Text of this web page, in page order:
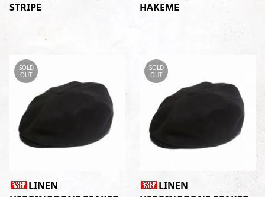
STRIPE
HAKEME
LINEN
SOLD
OUT
LINEN
SOLD
OUT